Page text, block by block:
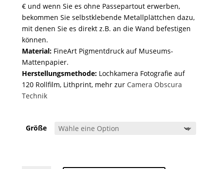
€ und wenn Sie es ohne Passepartout erwerben,
bekommen Sie selbstklebende Metallplättchen dazu,
mit denen Sie es direkt z.B. an die Wand befestigen
können.
Material:FineArt Pigmentdruck auf Museums-
Mattenpapier.
Herstellungsmethode:Lochkamera Fotografie auf
120 Rollfilm, Lithprint, mehr zur Camera Obscura
Technik
Größe